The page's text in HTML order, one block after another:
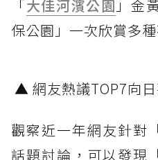
「大佳河濱公園 」金
保公園」一次欣賞多
▲ 網友熱議TOP7向
觀察近一年網友針對
話題討論，可以發現